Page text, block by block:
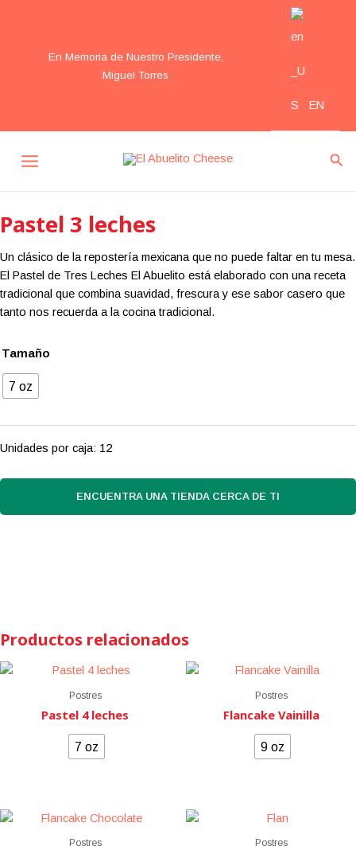
En Memoria de Nuestro Presidente,
Miguel Torres
EN
Pastel 3 leches
Un clásico de la repostería mexicana que no puede faltar en tu mesa.
El Pastel de Tres Leches El Abuelito está elaborado con una receta
tradicional que combina suavidad, frescura y ese sabor casero que
tanto nos recuerda a la cocina tradicional.
Tamaño
7 oz
Unidades por caja: 12
ENCUENTRA UNA TIENDA CERCA DE TI
Productos relacionados
Postres
Pastel 4 leches
7 oz
Postres
Flancake Vainilla
9 oz
Postres Postres